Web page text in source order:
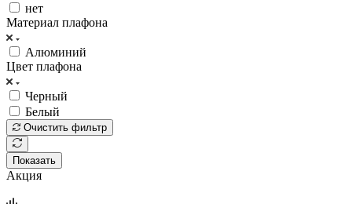
нет
Материал плафона
Алюминий
Цвет плафона
Черный
Белый
Очистить фильтр
Показать
Акция